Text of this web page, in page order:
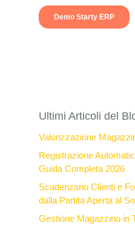
Ultimi Articoli del
Valorizzazione
Registrazione
Guida Completa 2026
Scadenzario Clienti e
dalla Partita Aperta al
Gestione Magazzino in